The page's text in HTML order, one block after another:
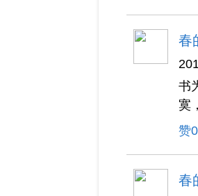
春
书
寞
赞0
春